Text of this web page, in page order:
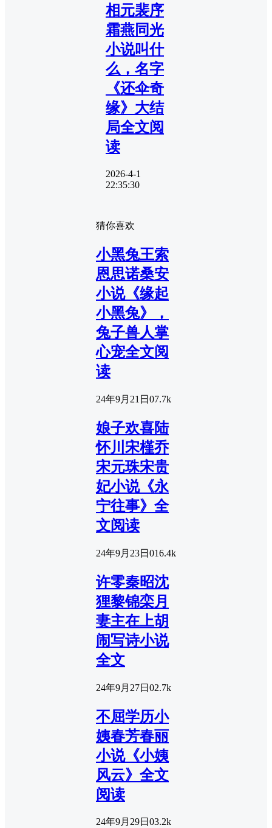
相元裴序
霜燕同光
小说叫什
么，名字
《还伞奇
缘》大结
局全文阅
读
2026-4-1
22:35:30
猜你喜欢
小黑兔王索
恩思诺桑安
小说《缘起
小黑兔》，
兔子兽人掌
心宠全文阅
读
24年9月21日 07.7k
娘子欢喜陆
怀川宋槿乔
宋元珠宋贵
妃小说《永
宁往事》全
文阅读
24年9月23日 016.4k
许零秦昭沈
狸黎锦栾月
妻主在上胡
闹写诗小说
全文
24年9月27日 02.7k
不屈学历小
姨春芳春丽
小说《小姨
风云》全文
阅读
24年9月29日 03.2k